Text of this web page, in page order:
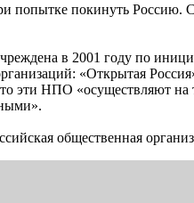
попытке покинуть Россию.
в 2001 году по
«Открытая
эти НПО «осуществляют
общественная